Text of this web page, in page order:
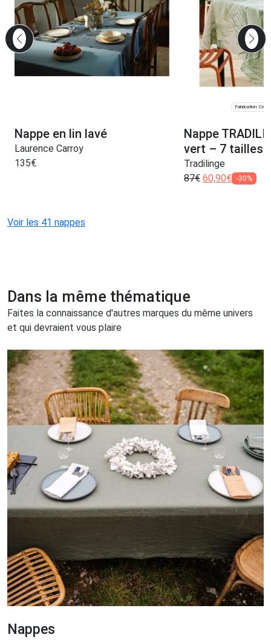
Nappe en lin lavé
Laurence Carroy
135€
Fabrication:
Nappe
vert – 7 tailles
Tradilinge
87€ 60,90€ -30%
Voir les 41 nappes
Dans la même thématique
Faites la connaissance d'autres marques du même univers
et qui devraient vous plaire
Nappes